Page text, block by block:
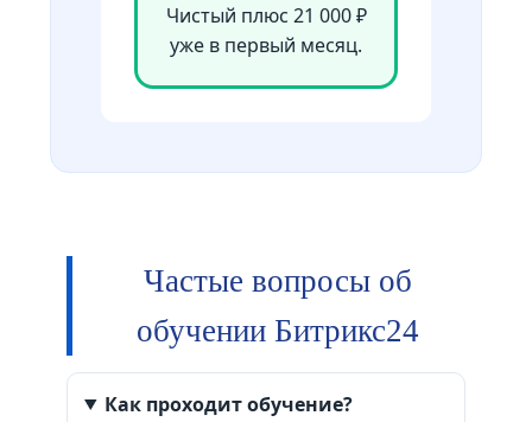
Чистый плюс 21 000 ₽
уже в первый месяц.
Частые вопросы об
обучении Битрикс24
Как проходит обучение?